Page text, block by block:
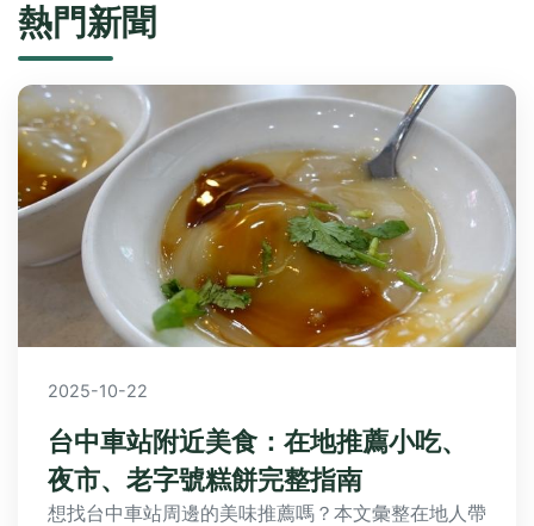
熱門新聞
2025-10-22
台中車站附近美食：在地推薦小吃、
夜市、老字號糕餅完整指南
想找台中車站周邊的美味推薦嗎？本文彙整在地人帶